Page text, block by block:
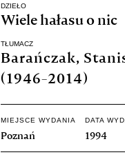
DZIEŁO
Wiele hałasu o nic
TŁUMACZ
Barańczak,
(1946-2014)
MIEJSCE WYDANIA
Poznań
DATA
1994